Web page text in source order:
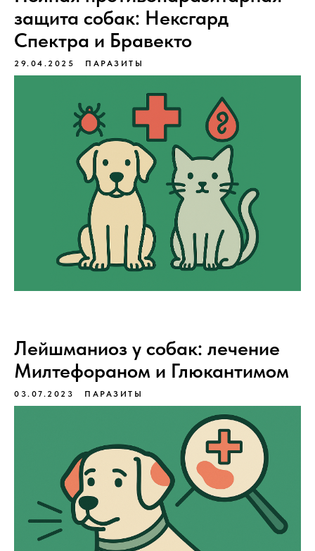
защита собак: Нексгард
Спектра и Бравекто
29.04.2025 ПАРАЗИТЫ
Лейшманиоз у собак: лечение
Милтефораном и Глюкантимом
03.07.2023 ПАРАЗИТЫ